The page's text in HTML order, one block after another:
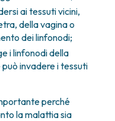
ai tessuti vicini,
della vagina o
dei linfonodi;
i linfonodi della
invadere i tessuti
perché
la malattia sia